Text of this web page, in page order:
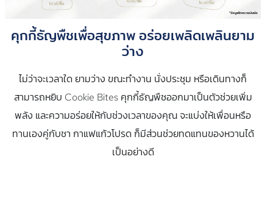
คุกกี้ธัญพืชเพื่อสุขภาพ อร่อยเพลิดเพลินยาม
ว่าง
ไม่ว่าจะเวลาใด ยามว่าง ขณะทำงาน นั่งประชุม หรือเดินทางก็
สามารถหยิบ Cookie Bites คุกกี้ธัญพืชออกมาเป็นตัวช่วยเพิ่ม
พลัง และความอร่อยให้กับช่วงเวลาของคุณ จะแบ่งให้เพื่อนหรือ
ทานเองคู่กับชา กาแฟแก้วโปรด ก็มีส่วนช่วยทดแทนของหวานได้
เป็นอย่างดี